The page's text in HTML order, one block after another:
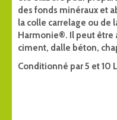
des fonds minéraux et
la colle carrelage ou de
Harmonie®. Il peut être
ciment, dalle béton,
Conditionné par 5 et 10